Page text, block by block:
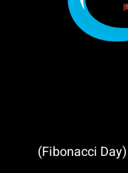
23.11 – יום פיבונאצ’י הבינלאומי (Fibonacci Day)